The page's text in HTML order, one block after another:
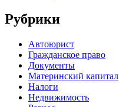
Рубрики
Автоюрист
Гражданское право
Документы
Материнский капитал
Налоги
Недвижимость